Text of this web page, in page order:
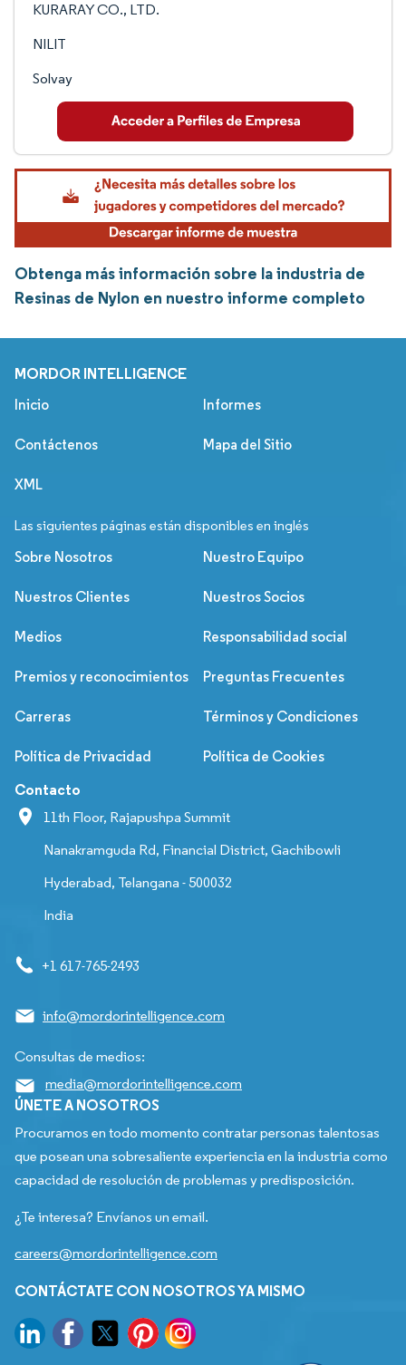
KURARAY CO., LTD.
NILIT
Solvay
Obtenga más información sobre la industria de
Resinas de Nylon en nuestro informe completo
MORDOR INTELLIGENCE
Inicio Informes
Contáctenos Mapa del Sitio
XML
Las siguientes páginas están disponibles en inglés
Sobre Nosotros Nuestro Equipo
Nuestros Clientes Nuestros Socios
Medios Responsabilidad social
Premios y reconocimientos Preguntas Frecuentes
Carreras Términos y Condiciones
Política de Privacidad Política de Cookies
Contacto
11th Floor, Rajapushpa Summit
Nanakramguda Rd, Financial District, Gachibowli
Hyderabad, Telangana - 500032
India
+1 617-765-2493
info@mordorintelligence.com
Consultas de medios:
media@mordorintelligence.com
ÚNETE A NOSOTROS
Procuramos en todo momento contratar personas talentosas
que posean una sobresaliente experiencia en la industria como
capacidad de resolución de problemas y predisposición.
¿Te interesa? Envíanos un email.
careers@mordorintelligence.com
CONTÁCTATE CON NOSOTROS YA MISMO